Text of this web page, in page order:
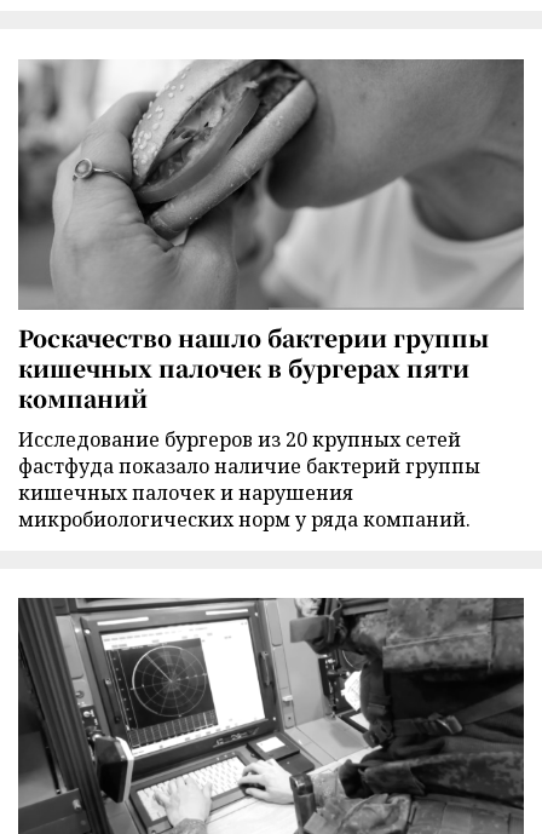
Роскачество нашло бактерии группы
кишечных палочек в бургерах пяти
компаний
Исследование бургеров из 20 крупных сетей
фастфуда показало наличие бактерий группы
кишечных палочек и нарушения
микробиологических норм у ряда компаний.